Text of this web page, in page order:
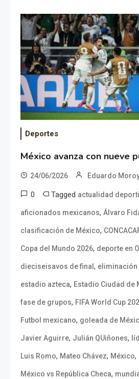
Deportes
México avanza con nueve
24/06/2026 Eduardo
0 Tagged actualidad
aficionados mexicanos, Álvaro
clasificación de México,
Copa del Mundo 2026, deporte en
dieciseisavos de final , eliminación
estadio azteca, Estadio Ciudad de
fase de grupos, FIFA World Cup
Futbol mexicano, goleada de
Javier Aguirre, Julián QUiñones,
Luis Romo, Mateo Chávez, México,
México vs República Checa,